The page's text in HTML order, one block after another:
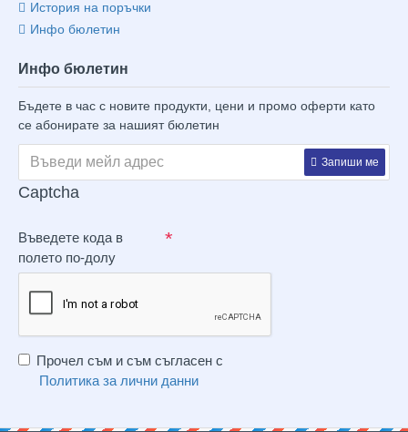
История на поръчки
Инфо бюлетин
Инфо бюлетин
Бъдете в час с новите продукти, цени и промо оферти като
се абонирате за нашият бюлетин
Запиши ме
Captcha
Въведете кода в
полето по-долу
Прочел съм и съм съгласен с
Политика за лични данни